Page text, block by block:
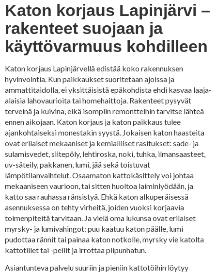
Katon korjaus Lapinjärvi –
rakenteet suojaan ja
käyttövarmuus kohdilleen
Katon korjaus Lapinjärvellä edistää koko rakennuksen
hyvinvointia. Kun paikkaukset suoritetaan ajoissa ja
ammattitaidolla, ei yksittäisistä epäkohdista ehdi kasvaa laaja-
alaisia lahovaurioita tai homehaittoja. Rakenteet pysyvät
terveinä ja kuivina, eikä isompiin remontteihin tarvitse lähteä
ennen aikojaan. Katon korjaus ja katon paikkaus tulee
ajankohtaiseksi monestakin syystä. Jokaisen katon haasteita
ovat erilaiset mekaaniset ja kemiallliset rasitukset: sade- ja
sulamisvedet, siitepöly, lehtiroska, noki, tuhka, ilmansaasteet,
uv-säteily, pakkanen, lumi, jää sekä toistuvat
lämpötilanvaihtelut. Osaamaton kattokäsittely voi johtaa
mekaaniseen vaurioon, tai sitten huoltoa laiminlyödään, ja
katto saa rauhassa ränsistyä. Ehkä katon alkuperäisessä
asennuksessa on tehty virheitä, joiden vuoksi korjaavia
toimenpiteitä tarvitaan. Ja vielä oma lukunsa ovat erilaiset
myrsky- ja lumivahingot: puu kaatuu katon päälle, lumi
pudottaa rännit tai painaa katon notkolle, myrsky vie katolta
kattotiilet tai -pellit ja irrottaa piipunhatun.
Asiantunteva palvelu suuriin ja pieniin kattotöihin löytyy